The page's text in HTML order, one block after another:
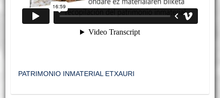
PATRIMONIO INMATERIAL ETXAURI